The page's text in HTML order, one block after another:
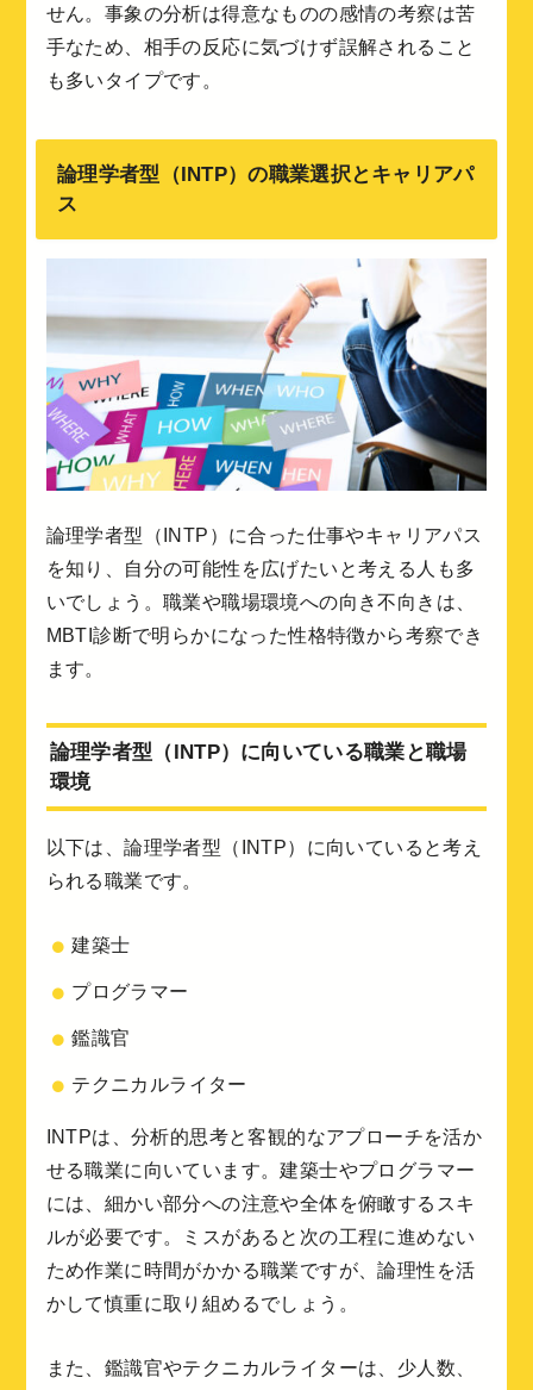
せん。事象の分析は得意なものの感情の考察は苦
手なため、相手の反応に気づけず誤解されること
も多いタイプです。
論理学者型（INTP）の職業選択とキャリアパ
ス
論理学者型（INTP）に合った仕事やキャリアパス
を知り、自分の可能性を広げたいと考える人も多
いでしょう。職業や職場環境への向き不向きは、
MBTI診断で明らかになった性格特徴から考察でき
ます。
論理学者型（INTP）に向いている職業と職場
環境
以下は、論理学者型（INTP）に向いていると考え
られる職業です。
建築士
プログラマー
鑑識官
テクニカルライター
INTPは、分析的思考と客観的なアプローチを活か
せる職業に向いています。建築士やプログラマー
には、細かい部分への注意や全体を俯瞰するスキ
ルが必要です。ミスがあると次の工程に進めない
ため作業に時間がかかる職業ですが、論理性を活
かして慎重に取り組めるでしょう。
また、鑑識官やテクニカルライターは、少人数、